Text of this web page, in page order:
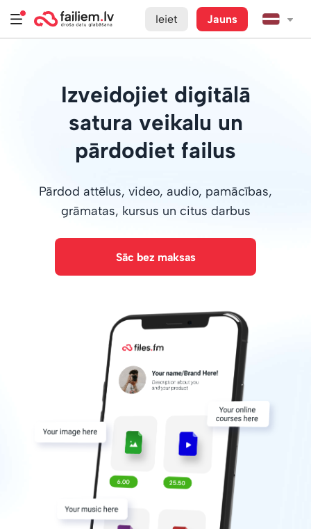
Ieiet Jauns
Izveidojiet digitālā
satura veikalu un
pārdodiet failus
Pārdod attēlus, video, audio, pamācības,
grāmatas, kursus un citus darbus
Sāc bez maksas